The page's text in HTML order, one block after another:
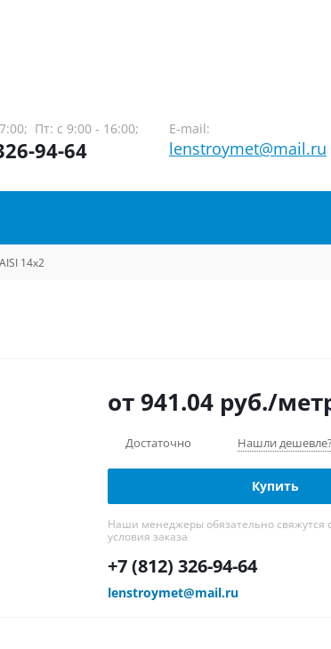
Пт: с 9:00 - 16:00;
94-64
E-mail:
lenstroymet@mail.ru
14х2
от 941.04 руб./
Достаточно Нашли дешевле?
Купить
Наши менеджеры обязательно свяжутся
условия заказа
+7 (812) 326-94-64
lenstroymet@mail.ru